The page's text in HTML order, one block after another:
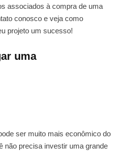
associados à compra de uma
conosco e veja como
projeto um sucesso!
uma
ser muito mais econômico do
não precisa investir uma grande